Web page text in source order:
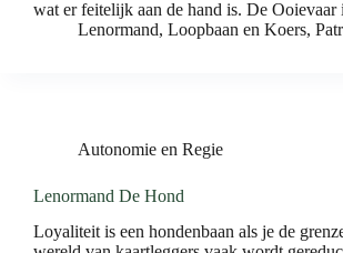
wat er feitelijk aan de hand is. De
Lenormand, Loopbaan en Koers,
Autonomie en Regie
Lenormand De Hond
Loyaliteit is een hondenbaan als je de